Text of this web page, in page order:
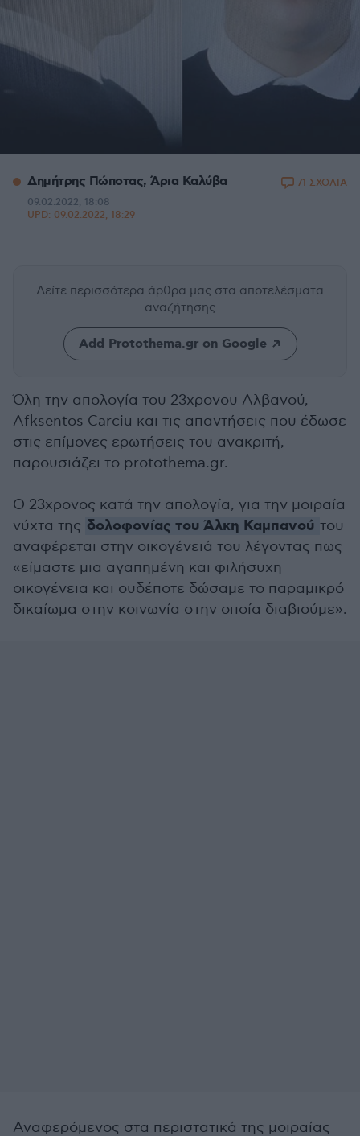
Δημήτρης Πώποτας, Άρια Καλύβα
09.02.2022, 18:08
UPD: 09.02.2022, 18:29
71 ΣΧΟΛΙΑ
Δείτε περισσότερα άρθρα μας στα αποτελέσματα
αναζήτησης
Add Protothema.gr on Google
Όλη την απολογία του 23χρονου Αλβανού,
Afksentos Carciu και τις απαντήσεις που έδωσε
στις επίμονες ερωτήσεις του ανακριτή,
παρουσιάζει το protothema.gr.
Ο 23χρονος κατά την απολογία, για την μοιραία
νύχτα της δολοφονίας του Άλκη Καμπανού του
αναφέρεται στην οικογένειά του λέγοντας πως
«είμαστε μια αγαπημένη και φιλήσυχη
οικογένεια και ουδέποτε δώσαμε το παραμικρό
δικαίωμα στην κοινωνία στην οποία διαβιούμε».
Αναφερόμενος στα περιστατικά της μοιραίας